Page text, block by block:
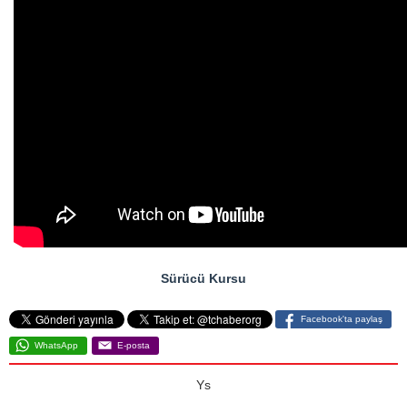
Sürücü Kursu
Facebook'ta paylaş
WhatsApp E-posta
Ys